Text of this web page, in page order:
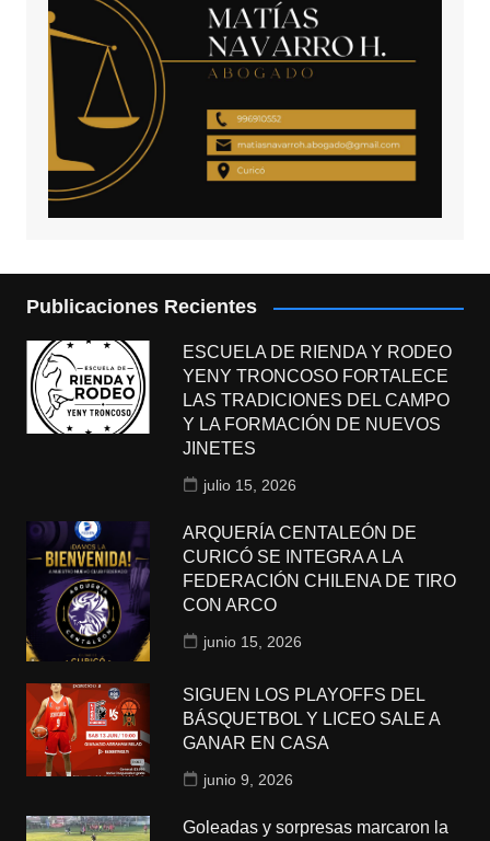
Publicaciones Recientes
ESCUELA DE RIENDA Y RODEO
YENY TRONCOSO FORTALECE
LAS TRADICIONES DEL CAMPO
Y LA FORMACIÓN DE NUEVOS
JINETES
julio 15, 2026
ARQUERÍA CENTALEÓN DE
CURICÓ SE INTEGRA A LA
FEDERACIÓN CHILENA DE TIRO
CON ARCO
junio 15, 2026
SIGUEN LOS PLAYOFFS DEL
BÁSQUETBOL Y LICEO SALE A
GANAR EN CASA
junio 9, 2026
Goleadas y sorpresas marcaron la